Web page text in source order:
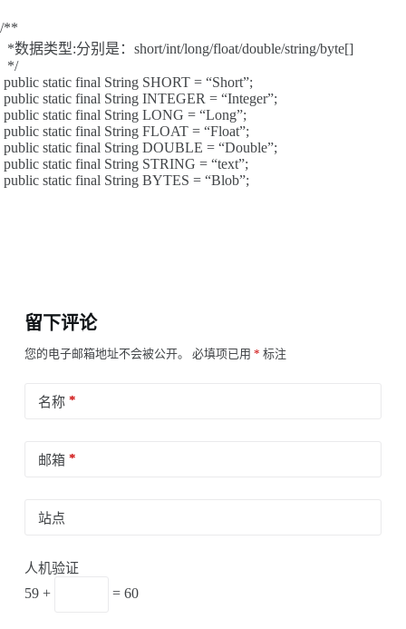
/**
*数据类型:分别是：short/int/long/float/double/string/byte[]
*/
public static final String SHORT = “Short”;
public static final String INTEGER = “Integer”;
public static final String LONG = “Long”;
public static final String FLOAT = “Float”;
public static final String DOUBLE = “Double”;
public static final String STRING = “text”;
public static final String BYTES = “Blob”;
留下评论
您的电子邮箱地址不会被公开。 必填项已用 * 标注
名称*
邮箱*
站点
人机验证
59 + = 60